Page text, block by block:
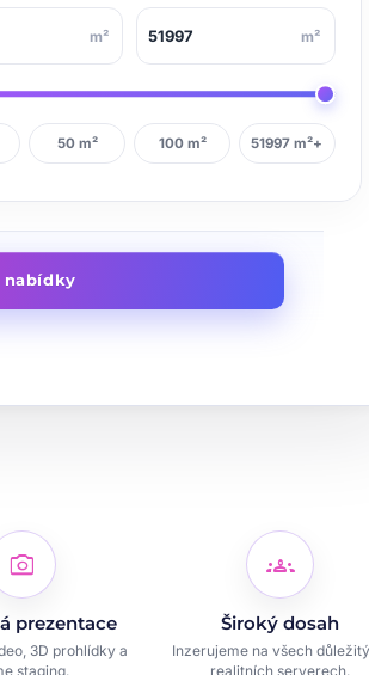
m² m²
50 m² 100 m² 51997 m²+
nabídky
photo_camera
prezentace
3D prohlídky a
staging.
groups
Široký dosah
Inzerujeme na všech
realitních serverech.